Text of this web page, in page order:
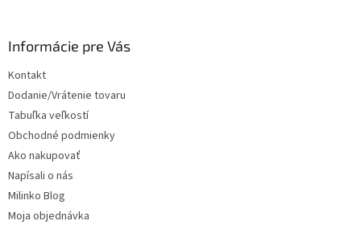
Informácie pre Vás
Kontakt
Dodanie/Vrátenie tovaru
Tabuľka veľkostí
Obchodné podmienky
Ako nakupovať
Napísali o nás
Milinko Blog
Moja objednávka